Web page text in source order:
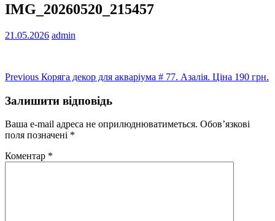
IMG_20260520_215457
21.05.2026 admin
Навігація
записів
Previous Previous
Коряга декор для акваріума # 77. Азалія. Ціна 190 грн.
Залишити відповідь
Ваша e-mail адреса не оприлюднюватиметься. Обов’язкові
поля позначені *
Коментар *